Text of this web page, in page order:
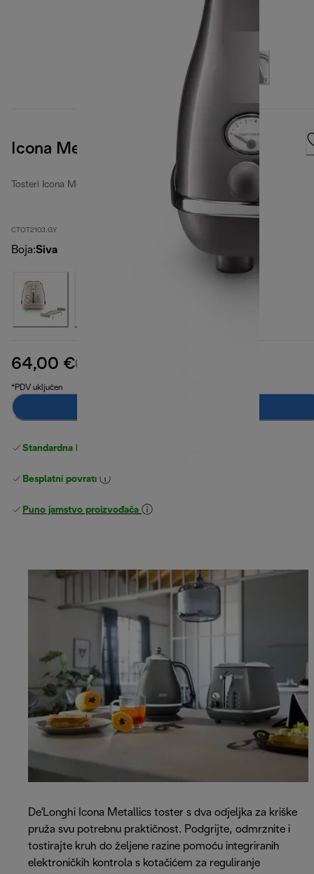
Icona Metallics
Tosteri Icona Metallics
CTOT2103.GY
Boja:Siva
64,00 €99,90 €
*PDV uključen
Standardna besplatna
Besplatni povrati
Puno jamstvo proizvođača
De'Longhi Icona Metallics toster s dva odjeljka za kriške
pruža svu potrebnu praktičnost. Podgrijte, odmrznite i
tostirajte kruh do željene razine pomoću integriranih
elektroničkih kontrola s kotačićem za reguliranje